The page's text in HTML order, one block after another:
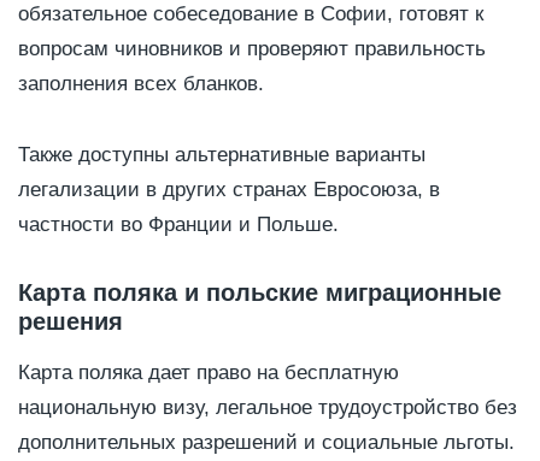
обязательное собеседование в Софии, готовят к
вопросам чиновников и проверяют правильность
заполнения всех бланков.
Также доступны альтернативные варианты
легализации в других странах Евросоюза, в
частности во Франции и Польше.
Карта поляка и польские миграционные
решения
Карта поляка дает право на бесплатную
национальную визу, легальное трудоустройство без
дополнительных разрешений и социальные льготы.